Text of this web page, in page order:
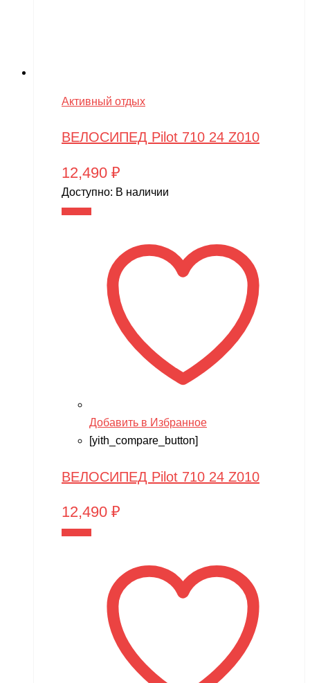
Активный отдых
ВЕЛОСИПЕД Pilot 710 24 Z010
12,490 ₽
Доступно: В наличии
Добавить в Избранное
[yith_compare_button]
ВЕЛОСИПЕД Pilot 710 24 Z010
12,490 ₽